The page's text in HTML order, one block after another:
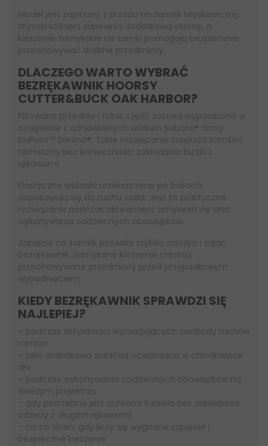
Model jest zapinany z przodu na zamek błyskawiczny.
Wysoki kołnierz zapewnia dodatkową osłonę, a
kieszenie zamykane na zamki pomagają bezpiecznie
przechowywać drobne przedmioty.
DLACZEGO WARTO WYBRAĆ
BEZRĘKAWNIK HOORSY
CUTTER&BUCK OAK HARBOR?
Pikowana przednia i tylna część została wyposażona w
ocieplenie z odnawialnych włókien Subans® firmy
DuPont™ Sorona®. Takie rozwiązanie zwiększa komfort
termiczny bez konieczności zakładania kurtki z
rękawami.
Elastyczne wstawki umieszczone po bokach
dopasowują się do ruchu ciała. Jest to praktyczne
rozwiązanie podczas aktywności, schylania się oraz
wykonywania codziennych obowiązków.
Zapięcie na zamek pozwala szybko założyć i zdjąć
bezrękawnik. Zamykane kieszenie chronią
przechowywane przedmioty przed przypadkowym
wypadnięciem.
KIEDY BEZRĘKAWNIK SPRAWDZI SIĘ
NAJLEPIEJ?
– podczas aktywności wymagających swobody ruchów
ramion
– jako dodatkowa warstwa ocieplająca w chłodniejsze
dni
– podczas wykonywania codziennych obowiązków na
świeżym powietrzu
– gdy potrzebna jest ochrona tułowia bez zakładania
odzieży z długimi rękawami
– na co dzień, gdy liczy się wygodne zapięcie i
bezpieczne kieszenie